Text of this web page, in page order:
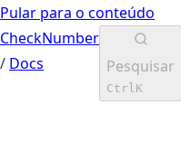
Pular para o conteúdo
CheckNumber
/ Docs Pesquisar
CtrlK